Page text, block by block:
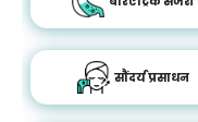
सौंदर्य प्रसाधन